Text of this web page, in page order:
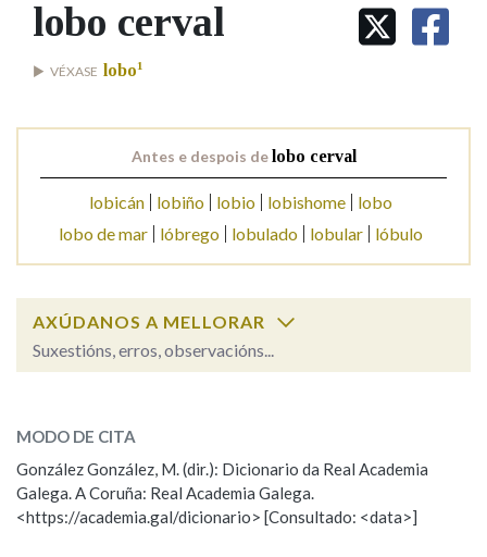
IDENTIDADE CORPORATIVA
MARCIAL DEL ADALID
FIGURAS HOMENAXEADAS
PRIMAVERA DAS LETRAS
PORTAL DAS PALABRAS
Facebook
TwitterYoutubeInstagram
Bluesky
BUSCAR NOS LEMAS
Comeza por
Contén
BUSCAR NO CONTIDO
Nos exemplos
lobo cerval
VÉXASE lobo1
Antes e despois delobo cerval
lobicán lobiño lobio lobishome
lobo
lobo de mar
lóbrego lobulado lobular lóbulo
AXÚDANOS A MELLORAR
Suxestións, erros, observacións...
ESCOLLE UNHA OPCIÓN:
Observación Hai un erro na palabra
Propoño mellorar a definición
MODO DE CITA
González González, M. (dir.): Dicionario da Real Academia
Galega. A Coruña: Real Academia Galega.
<https://academia.gal/dicionario> [Consultado: <data>]